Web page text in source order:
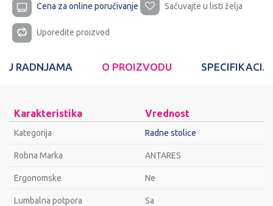
Cena za online poručivanje Sačuvajte u listi želja
Uporedite proizvod
U RADNJAMA O PROIZVODU
Karakteristika Vrednost
Kategorija Radne stolice
Robna Marka ANTARES
Ergonomske Ne
Lumbalna potpora Sa